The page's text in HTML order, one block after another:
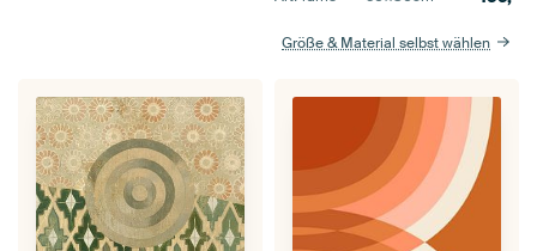
Größe & Material selbst wählen